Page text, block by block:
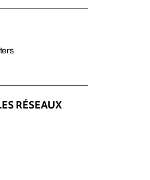
RÉSEAUX